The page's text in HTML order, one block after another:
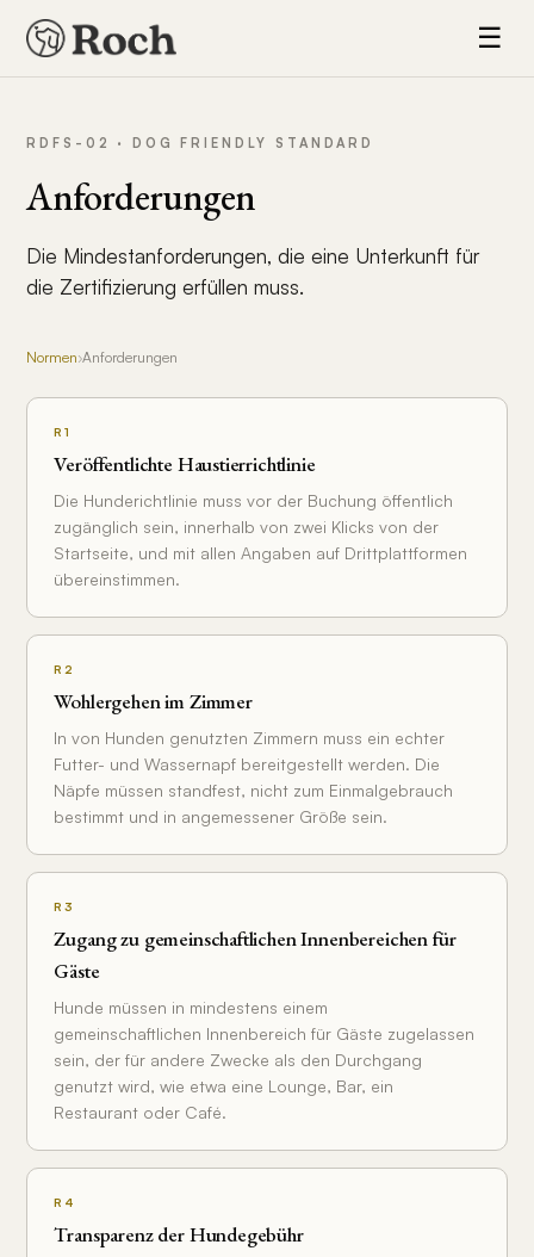
☰
RDFS-02 · DOG FRIENDLY STANDARD
Anforderungen
Die Mindestanforderungen, die eine Unterkunft für
die Zertifizierung erfüllen muss.
Normen›Anforderungen
R1
Veröffentlichte Haustierrichtlinie
Die Hunderichtlinie muss vor der Buchung öffentlich
zugänglich sein, innerhalb von zwei Klicks von der
Startseite, und mit allen Angaben auf Drittplattformen
übereinstimmen.
R2
Wohlergehen im Zimmer
In von Hunden genutzten Zimmern muss ein echter
Futter- und Wassernapf bereitgestellt werden. Die
Näpfe müssen standfest, nicht zum Einmalgebrauch
bestimmt und in angemessener Größe sein.
R3
Zugang zu gemeinschaftlichen Innenbereichen für
Gäste
Hunde müssen in mindestens einem
gemeinschaftlichen Innenbereich für Gäste zugelassen
sein, der für andere Zwecke als den Durchgang
genutzt wird, wie etwa eine Lounge, Bar, ein
Restaurant oder Café.
R4
Transparenz der Hundegebühr